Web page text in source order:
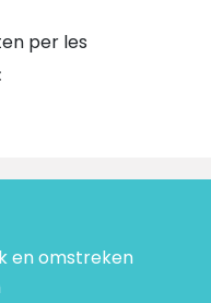
per les
en omstreken